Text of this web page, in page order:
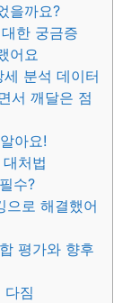
을까요?
한 궁금증
어요
분석 데이터
서 깨달은 점
아요!
처법
수?
으로 해결했어
평가와 향후
다짐